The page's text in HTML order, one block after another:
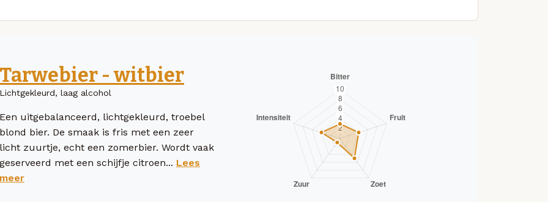
Tarwebier - witbier
Lichtgekleurd, laag alcohol
Een uitgebalanceerd, lichtgekleurd, troebel
blond bier. De smaak is fris met een zeer
licht zuurtje, echt een zomerbier. Wordt vaak
geserveerd met een schijfje citroen... Lees
meer